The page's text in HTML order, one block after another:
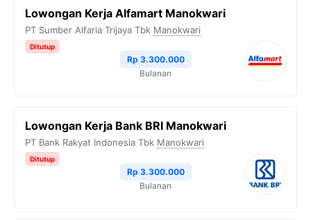
Lowongan Kerja Alfamart Manokwari
PT Sumber Alfaria Trijaya Tbk Manokwari
Ditutup
Rp 3.300.000
Bulanan
Lowongan Kerja Bank BRI Manokwari
PT Bank Rakyat Indonesia Tbk Manokwari
Ditutup
Rp 3.300.000
Bulanan